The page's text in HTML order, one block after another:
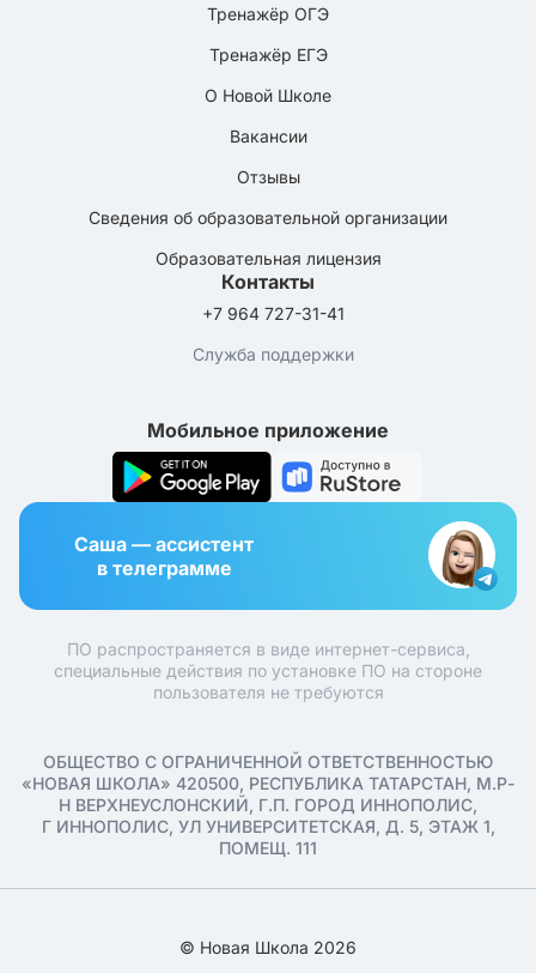
Тренажёр ОГЭ
Тренажёр ЕГЭ
О Новой Школе
Вакансии
Отзывы
Сведения об образовательной организации
Образовательная лицензия
Контакты
+7 964 727-31-41
Служба поддержки
Мобильное приложение
Саша — ассистент
в телеграмме
ПО распространяется в виде интернет-сервиса,
специальные действия по установке ПО на стороне
пользователя не требуются
ОБЩЕСТВО С ОГРАНИЧЕННОЙ ОТВЕТСТВЕННОСТЬЮ
«НОВАЯ ШКОЛА» 420500, РЕСПУБЛИКА ТАТАРСТАН, М.Р-
Н ВЕРХНЕУСЛОНСКИЙ, Г.П. ГОРОД ИННОПОЛИС,
Г ИННОПОЛИС, УЛ УНИВЕРСИТЕТСКАЯ, Д. 5, ЭТАЖ 1,
ПОМЕЩ. 111
© Новая Школа 2026